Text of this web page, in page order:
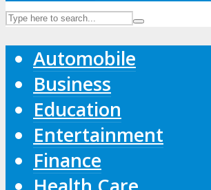
Automobile
Business
Education
Entertainment
Finance